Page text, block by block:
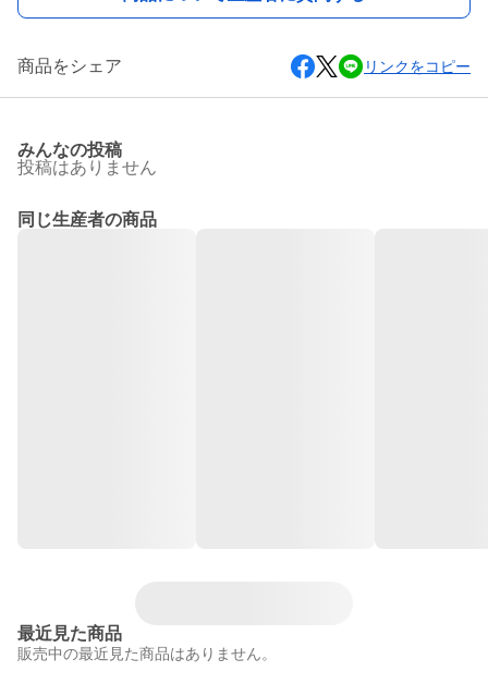
商品をシェア リンクをコピー
みんなの投稿
投稿はありません
同じ生産者の商品
最近見た商品
販売中の最近見た商品はありません。